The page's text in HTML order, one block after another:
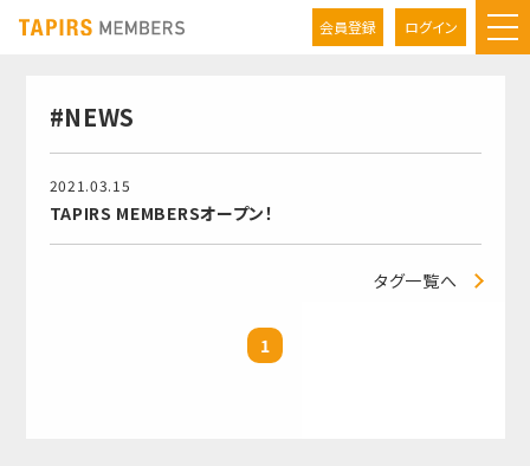
会員登録 ログイン
#NEWS
2021.03.15
TAPIRS MEMBERSオープン！
タグ一覧へ
1